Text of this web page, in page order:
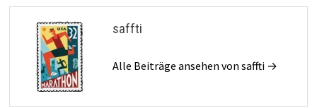
saffti
Alle Beiträge ansehen von saffti →